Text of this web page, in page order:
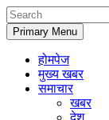
Primary Menu
होमपेज
मुख्य खबर
समाचार
खबर
देश